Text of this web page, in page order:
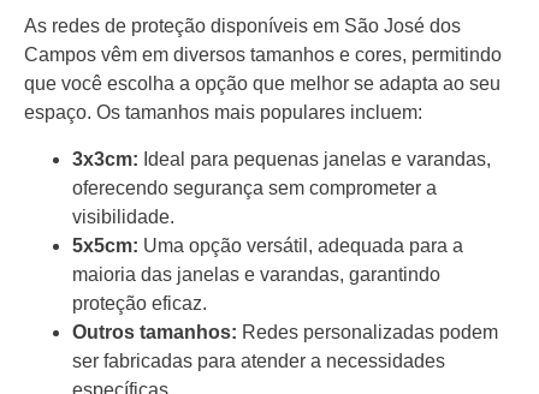
As redes de proteção disponíveis em São José dos
Campos vêm em diversos tamanhos e cores, permitindo
que você escolha a opção que melhor se adapta ao seu
espaço. Os tamanhos mais populares incluem:
3x3cm: Ideal para pequenas janelas e varandas,
oferecendo segurança sem comprometer a
visibilidade.
5x5cm: Uma opção versátil, adequada para a
maioria das janelas e varandas, garantindo
proteção eficaz.
Outros tamanhos: Redes personalizadas podem
ser fabricadas para atender a necessidades
específicas.